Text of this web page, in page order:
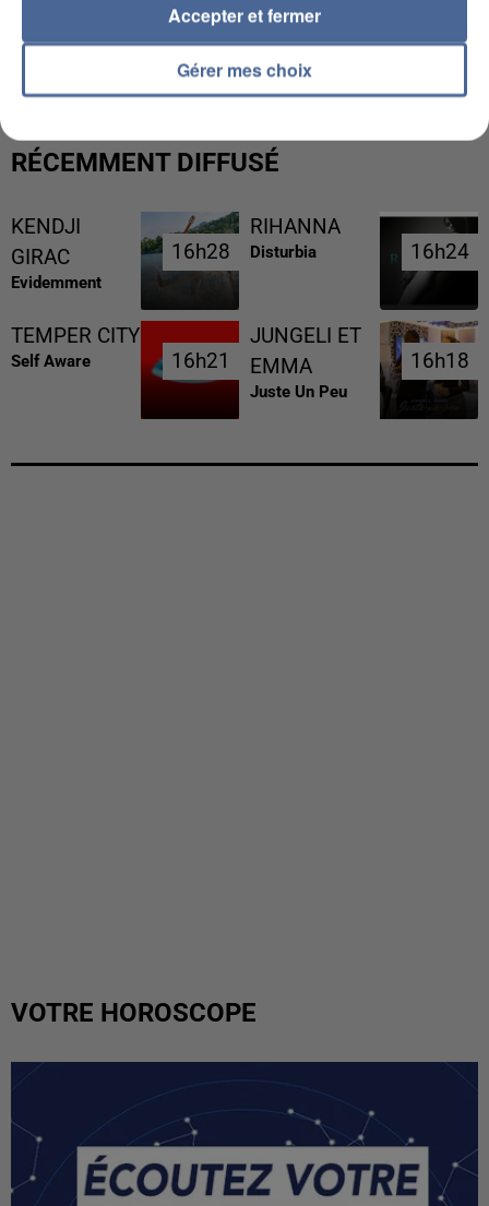
L’UN DES FONDATEURS SUPPOSÉS DE LA DZ
MAFIA INTERPELLÉ EN ALGÉRIE
RÉCEMMENT DIFFUSÉ
KENDJI
GIRAC
Evidemment
16h28
16h28
RIHANNA
Disturbia 16h24
16h24
TEMPER CITY
Self Aware 16h21
16h21
JUNGELI ET
EMMA
Juste Un Peu
16h18
16h18
VOTRE HOROSCOPE
Gérer mes choix
Accepter et fermer